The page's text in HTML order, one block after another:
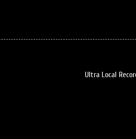
Ultra Local